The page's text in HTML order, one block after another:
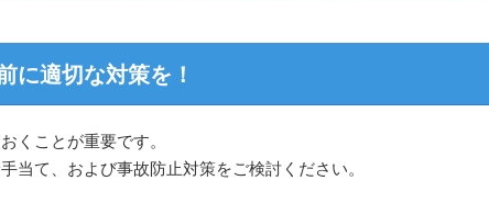
に適切な対策を！
くことが重要です。
当て、および事故防止対策をご検討ください。